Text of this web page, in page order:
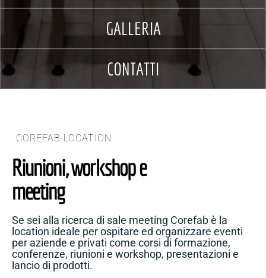
GALLERIA
CONTATTI
COREFAB LOCATION
Riunioni, workshop e
meeting
Se sei alla ricerca di sale meeting Corefab è la
location ideale per ospitare ed organizzare eventi
per aziende e privati come corsi di formazione,
conferenze, riunioni e workshop, presentazioni e
lancio di prodotti.